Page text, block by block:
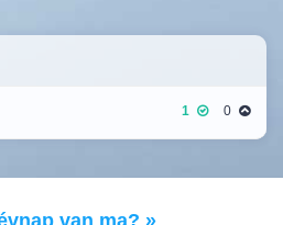
1 0
van ma? »